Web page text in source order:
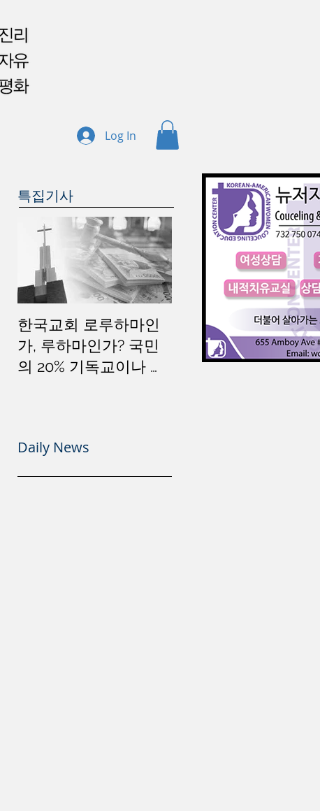
Log In
특집기사
한국교회 로루하마인
가, 루하마인가? 국민
의 20% 기독교이나 소
Daily News